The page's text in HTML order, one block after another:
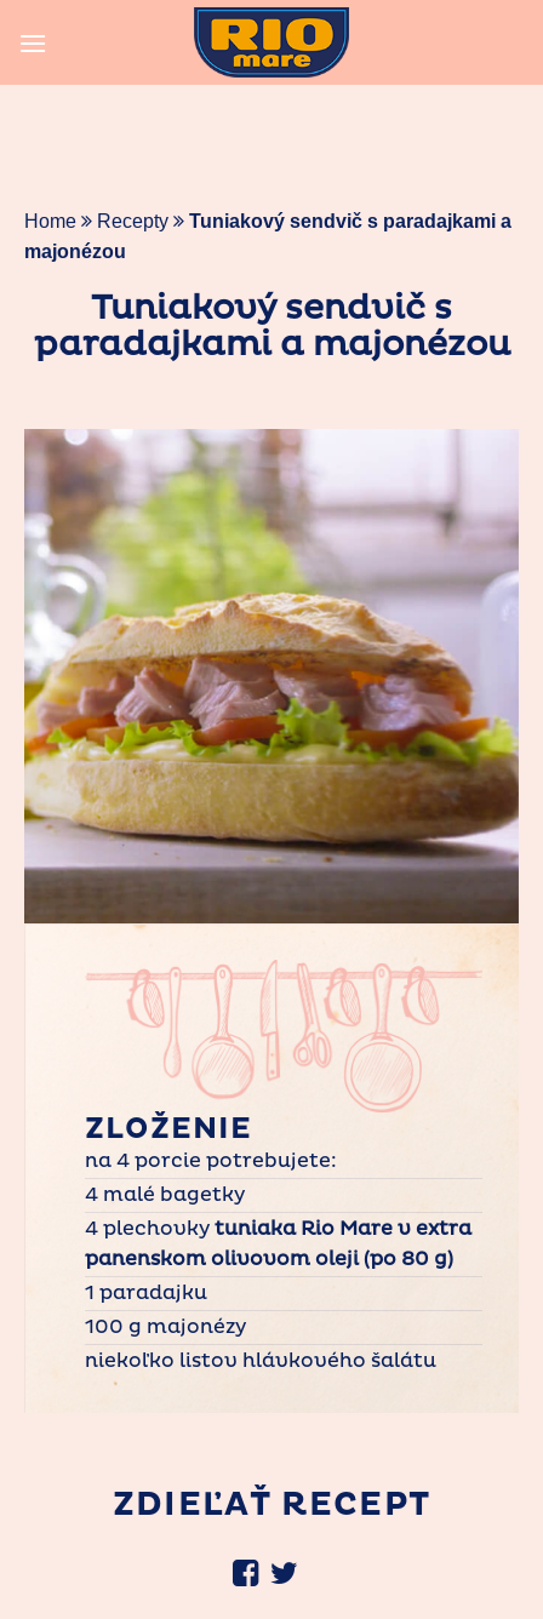
Home Recepty
Tuniakový sendvič s paradajkami a
majonézou
Tuniakový sendvič s
paradajkami a majonézou
ZLOŽENIE
na 4 porcie potrebujete:
4 malé bagetky
4 plechovky tuniaka Rio Mare v extra
panenskom olivovom oleji (po 80 g)
1 paradajku
100 g majonézy
niekoľko listov hlávkového šalátu
ZDIEĽAŤ RECEPT